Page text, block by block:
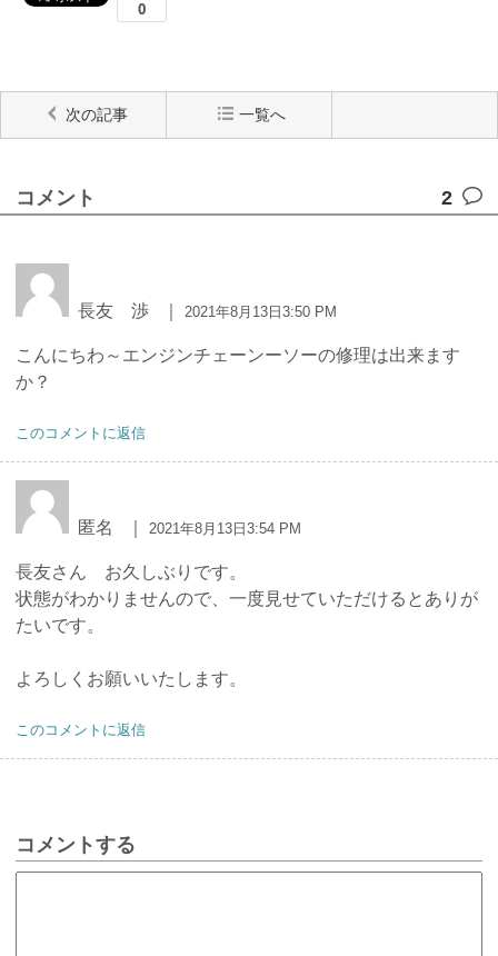
次の記事 一覧へ
コメント 2
長友 渉 2021年8月13日3:50 PM
こんにちわ～エンジンチェーンーソーの修理は出来ます
か？
このコメントに返信
匿名 2021年8月13日3:54 PM
長友さん お久しぶりです。
状態がわかりませんので、一度見せていただけるとありが
たいです。
よろしくお願いいたします。
このコメントに返信
コメントする